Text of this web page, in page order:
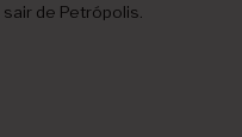
de Petrópolis.